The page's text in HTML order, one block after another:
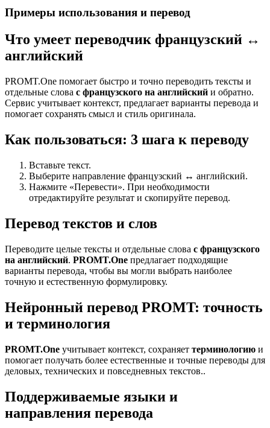
Примеры использования и перевод
Что умеет переводчик французский ↔
английский
PROMT.One помогает быстро и точно переводить тексты и
отдельные слова с французского на английский и обратно.
Сервис учитывает контекст, предлагает варианты перевода и
помогает сохранять смысл и стиль оригинала.
Как пользоваться: 3 шага к переводу
Вставьте текст.
Выберите направление французский ↔ английский.
Нажмите «Перевести». При необходимости
отредактируйте результат и скопируйте перевод.
Перевод текстов и слов
Переводите целые тексты и отдельные слова с французского
на английский. PROMT.One предлагает подходящие
варианты перевода, чтобы вы могли выбрать наиболее
точную и естественную формулировку.
Нейронный перевод PROMT: точность
и терминология
PROMT.One учитывает контекст, сохраняет терминологию и
помогает получать более естественные и точные переводы для
деловых, технических и повседневных текстов..
Поддерживаемые языки и
направления перевода